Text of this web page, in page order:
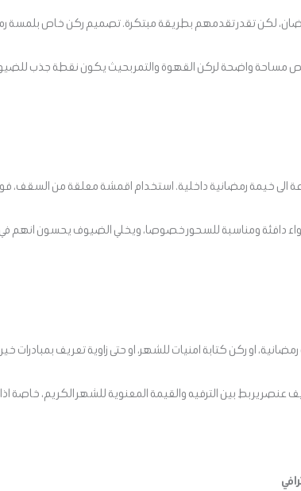
لكن تقدر تقدمهم بطريقة مبتكرة. تصميم ركن خاص بلمسة
مساحة واضحة لركن القهوة والتمر بحيث يكون نقطة جذب
الى خيمة رمضانية داخلية. استخدام اقمشة معلقة من السقف،
دافئة ومناسبة للسحور خصوصا، ويخلي الضيوف يحسون انهم
او ركن كتابة امنيات للشهر، او حتى زاوية تعريف بمبادرات
يربط بين الترفيه والقيمة المعنوية للشهر الكريم، خاصة